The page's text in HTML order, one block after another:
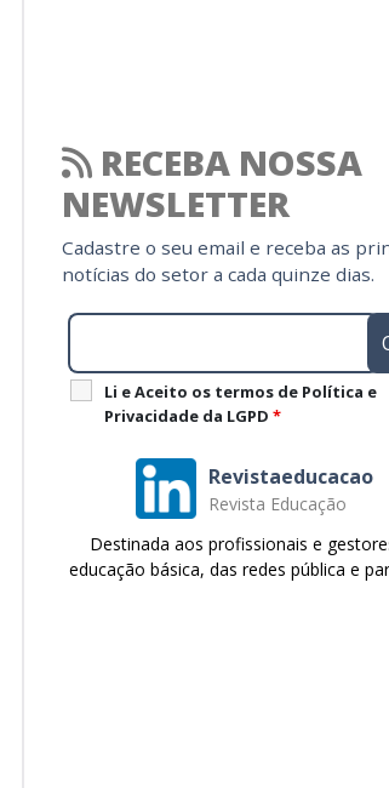
RECEBA NOSSA
NEWSLETTER
Cadastre o seu email e receba as
notícias do setor a cada quinze dias.
Li e Aceito os termos de Política e
Privacidade da LGPD *
Revistaeducacao
Revista Educação
Destinada aos profissionais e
educação básica, das redes pública e